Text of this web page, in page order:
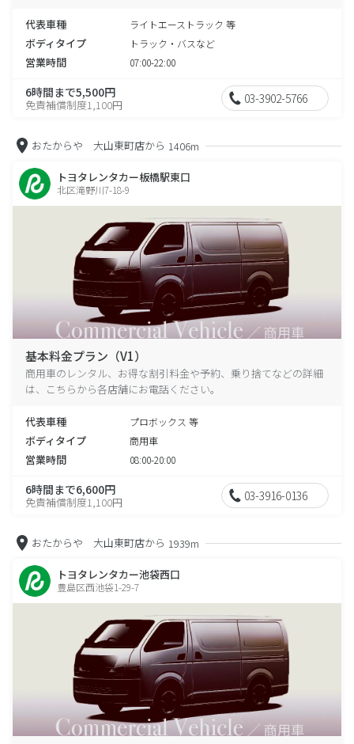
代表車種 ライトエーストラック 等
ボディタイプ トラック・バスなど
営業時間 07:00-22:00
6時間まで5,500円
免責補償制度1,100円 03-3902-5766
おたからや 大山東町店から 1406m
トヨタレンタカー板橋駅東口
北区滝野川7-18-9
基本料金プラン（V1）
商用車のレンタル、お得な割引料金や予約、乗り捨てなどの詳細
は、こちらから各店舗にお電話ください。
代表車種 プロボックス 等
ボディタイプ 商用車
営業時間 08:00-20:00
6時間まで6,600円
免責補償制度1,100円 03-3916-0136
おたからや 大山東町店から 1939m
トヨタレンタカー池袋西口
豊島区西池袋1-29-7